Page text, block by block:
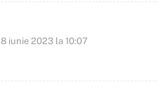
8 iunie 2023 la 10:07